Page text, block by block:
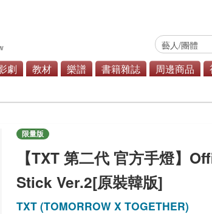
劇 教材 樂譜 書籍雜誌 周邊商品
限量版
【TXT 第二代 官方手燈】
Stick Ver.2[原裝韓版]
TXT (TOMORROW X TOGETHER)